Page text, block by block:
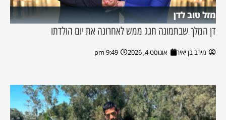
מזל טוב לדן
דן המלך שבתמונה חגג ממש לאחרונה את יום הולדתו
מירב בן יאיר אוגוסט 4, 2026 9:49 pm